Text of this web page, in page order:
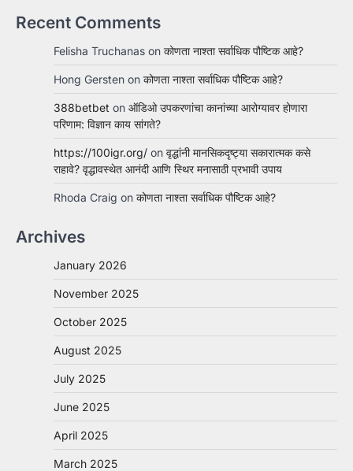
Recent Comments
Felisha Truchanas on कोणता नाश्ता सर्वाधिक पौष्टिक आहे?
Hong Gersten on कोणता नाश्ता सर्वाधिक पौष्टिक आहे?
388betbet on ऑडिओ उपकरणांचा कानांच्या आरोग्यावर होणारा
परिणाम: विज्ञान काय सांगते?
https://100igr.org/ on वृद्धांनी मानसिकदृष्ट्या सकारात्मक कसे
राहावे? वृद्धावस्थेत आनंदी आणि स्थिर मनासाठी प्रभावी उपाय
Rhoda Craig on कोणता नाश्ता सर्वाधिक पौष्टिक आहे?
Archives
January 2026
November 2025
October 2025
August 2025
July 2025
June 2025
April 2025
March 2025